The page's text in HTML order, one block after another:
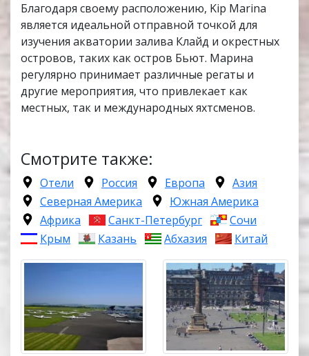
Благодаря своему расположению, Kip Marina
является идеальной отправной точкой для
изучения акватории залива Клайд и окрестных
островов, таких как остров Бьют. Марина
регулярно принимает различные регаты и
другие мероприятия, что привлекает как
местных, так и международных яхтсменов.
Смотрите также:
Отели Россия Европа
Азия
Северная Америка
Южная Америка
Африка
Санкт-Петербург
Сочи
Крым
Казань Абхазия Китай